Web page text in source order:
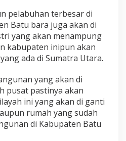
pelabuhan terbesar di
Batu bara juga akan di
yang akan menampung
kabupaten inipun akan
ada di Sumatra Utara.
yang akan di
pusat pastinya akan
ini yang akan di ganti
rumah yang sudah
di Kabupaten Batu